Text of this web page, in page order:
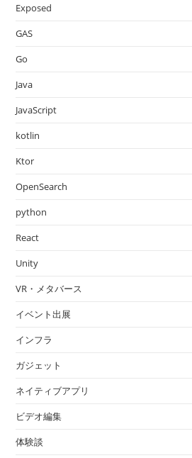
Exposed
GAS
Go
Java
JavaScript
kotlin
Ktor
OpenSearch
python
React
Unity
VR・メタバース
イベント出展
インフラ
ガジェット
ネイティブアプリ
ビデオ編集
体験談